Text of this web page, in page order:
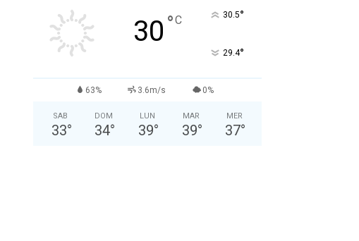
30 °C 30.5°
29.4°
63% 3.6m/s 0%
SAB
33°
DOM
34°
LUN
39°
MAR
39°
MER
37°